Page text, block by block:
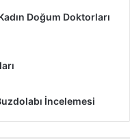
Doğum Doktorları
İncelemesi